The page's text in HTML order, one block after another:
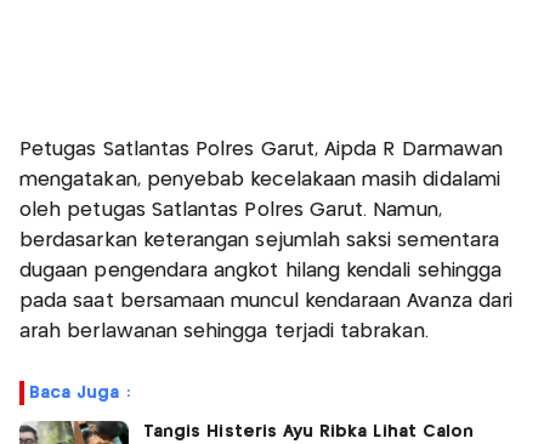
Petugas Satlantas Polres Garut, Aipda R Darmawan
mengatakan, penyebab kecelakaan masih didalami
oleh petugas Satlantas Polres Garut. Namun,
berdasarkan keterangan sejumlah saksi sementara
dugaan pengendara angkot hilang kendali sehingga
pada saat bersamaan muncul kendaraan Avanza dari
arah berlawanan sehingga terjadi tabrakan.
Baca Juga :
Tangis Histeris Ayu Ribka Lihat Calon